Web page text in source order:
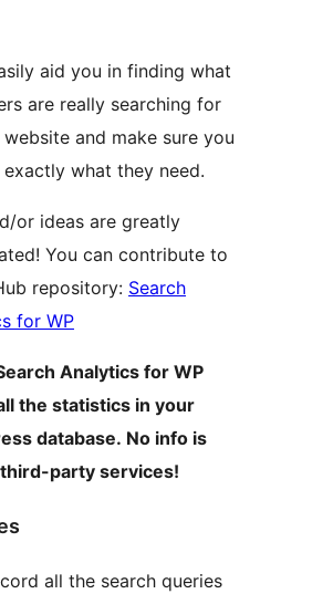
aid you in finding what
are really searching for
and make sure you
what they need.
or ideas are greatly
You can contribute to
repository: Search
for WP
Analytics for WP
the statistics in your
database. No info is
party services!
all the search queries